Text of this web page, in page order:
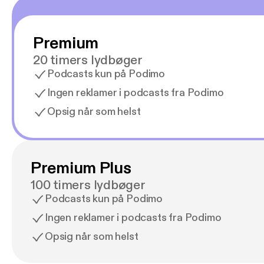
Premium
20 timers lydbøger
Podcasts kun på Podimo
Ingen reklamer i podcasts fra Podimo
Opsig når som helst
Premium Plus
100 timers lydbøger
Podcasts kun på Podimo
Ingen reklamer i podcasts fra Podimo
Opsig når som helst